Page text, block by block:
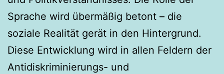
Sprache wird übermäßig betont – die
soziale Realität gerät in den Hintergrund.
Diese Entwicklung wird in allen Feldern der
Antidiskriminierungs- und